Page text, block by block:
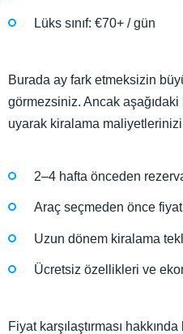
Lüks sınıf: €70+ / gün
Burada ay fark etmeksizin
görmezsiniz. Ancak aşağıdaki
uyarak kiralama
2–4 hafta önceden
Araç seçmeden önce fiyat
Uzun dönem kiralama
Ücretsiz özellikleri ve
Fiyat karşılaştırması